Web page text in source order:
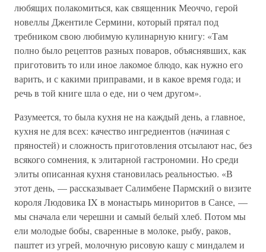
любящих полакомиться, как священник Меоччо, герой
новеллы Джентиле Сермини, который прятал под
требником свою любимую кулинарную книгу: «Там
полно было рецептов разных поваров, объяснявших, как
приготовить то или иное лакомое блюдо, как нужно его
варить, и с какими приправами, и в какое время года; и
речь в той книге шла о еде, ни о чем другом».
Разумеется, то была кухня не на каждый день, а главное,
кухня не для всех: качество ингредиентов (начиная с
пряностей) и сложность приготовления отсылают нас, без
всякого сомнения, к элитарной гастрономии. Но среди
элиты описанная кухня становилась реальностью. «В
этот день, — рассказывает Салимбене Пармский о визите
короля Людовика IX в монастырь миноритов в Сансе, —
мы сначала ели черешни и самый белый хлеб. Потом мы
ели молодые бобы, сваренные в молоке, рыбу, раков,
паштет из угрей, молочную рисовую кашу с миндалем и